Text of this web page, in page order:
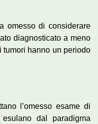
omesso di considerare
diagnosticato a meno
hanno un periodo
l’omesso esame di
dal paradigma